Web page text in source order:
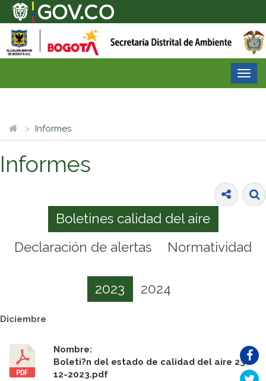
Informes
Informes
Boletines calidad del aire
Declaración de alertas
Normatividad
2023 2024
Diciembre
Nombre:
Boleti?n del estado de calidad del aire 23-
12-2023.pdf